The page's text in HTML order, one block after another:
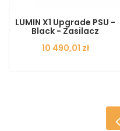
LUMIN X1 Upgrade PSU -
Black - Zasilacz
Cena
10 490,01 zł